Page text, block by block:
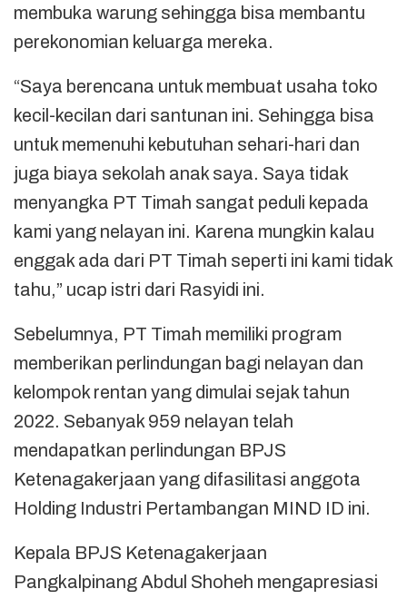
membuka warung sehingga bisa membantu
perekonomian keluarga mereka.
“Saya berencana untuk membuat usaha toko
kecil-kecilan dari santunan ini. Sehingga bisa
untuk memenuhi kebutuhan sehari-hari dan
juga biaya sekolah anak saya. Saya tidak
menyangka PT Timah sangat peduli kepada
kami yang nelayan ini. Karena mungkin kalau
enggak ada dari PT Timah seperti ini kami tidak
tahu,” ucap istri dari Rasyidi ini.
Sebelumnya, PT Timah memiliki program
memberikan perlindungan bagi nelayan dan
kelompok rentan yang dimulai sejak tahun
2022. Sebanyak 959 nelayan telah
mendapatkan perlindungan BPJS
Ketenagakerjaan yang difasilitasi anggota
Holding Industri Pertambangan MIND ID ini.
Kepala BPJS Ketenagakerjaan
Pangkalpinang Abdul Shoheh mengapresiasi